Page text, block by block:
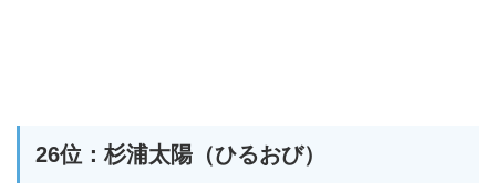
26位：杉浦太陽（ひるおび）